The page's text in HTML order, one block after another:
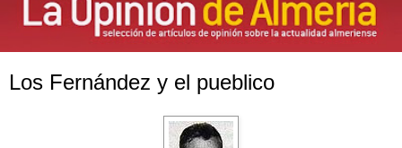
Los Fernández y el pueblico